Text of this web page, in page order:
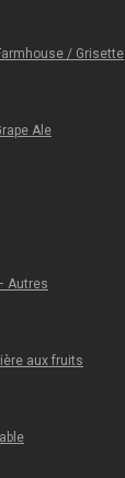
/ Grisette
Ale
Autres
aux fruits